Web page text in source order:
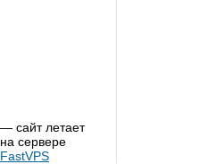
— сайт летает
на сервере
FastVPS